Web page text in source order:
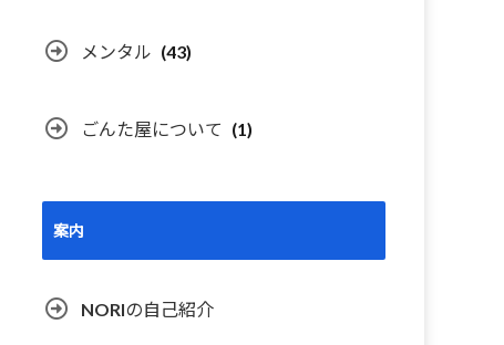
メンタル (43)
ごんた屋について (1)
案内
NORIの自己紹介